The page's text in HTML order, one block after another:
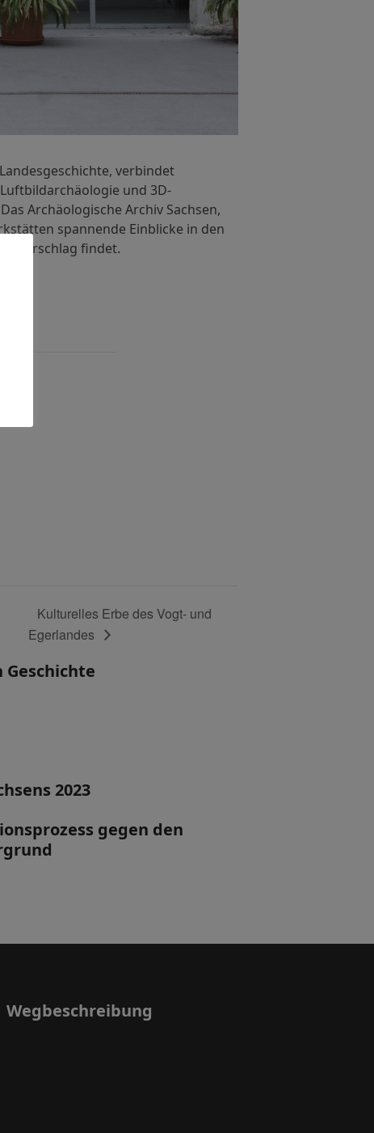
verbindet
und 3D-
Archäologische Archiv Sachsen,
spannende Einblicke in den
findet.
Kulturelles Erbe des Vogt- und
Egerlandes
2023
gegen den
Wegbeschreibung